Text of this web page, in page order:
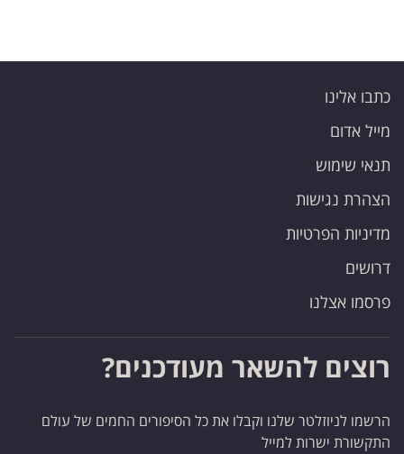
כתבו אלינו
מייל אדום
תנאי שימוש
הצהרת נגישות
מדיניות הפרטיות
דרושים
פרסמו אצלנו
רוצים להשאר מעודכנים?
הרשמו לניוזלטר שלנו וקבלו את כל הסיפורים החמים של עולם
התקשורת ישרות למייל